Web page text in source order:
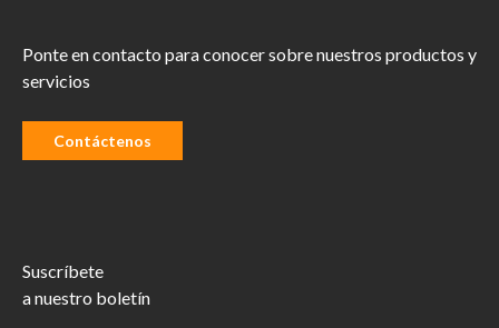
Ponte en contacto para conocer sobre nuestros productos y
servicios
Contáctenos
Suscríbete
a nuestro boletín